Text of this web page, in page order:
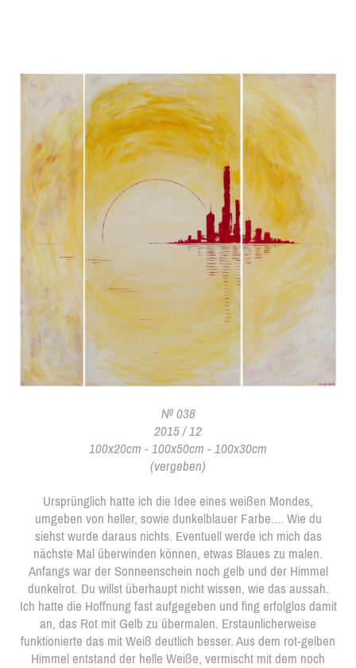
№ 038
2015 / 12
100x20cm - 100x50cm - 100x30cm
(vergeben)
Ursprünglich hatte ich die Idee eines weißen Mondes,
umgeben von heller, sowie dunkelblauer Farbe.... Wie du
siehst wurde daraus nichts. Eventuell werde ich mich das
nächste Mal überwinden können, etwas Blaues zu malen.
Anfangs war der Sonneenschein noch gelb und der Himmel
dunkelrot. Du willst überhaupt nicht wissen, wie das aussah.
Ich hatte die Hoffnung fast aufgegeben und fing erfolglos damit
an, das Rot mit Gelb zu übermalen. Erstaunlicherweise
funktionierte das mit Weiß deutlich besser. Aus dem rot-gelben
Himmel entstand der helle Weiße, vermischt mit dem noch